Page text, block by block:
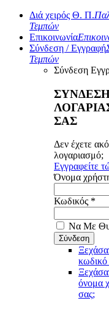
Διά χειρός Θ. Π.
Τεμπών
Επικοινωνία
Σύνδεση / Εγγραφή
Τεμπών
Σύνδεση
ΣΑΣ
Δεν έχετε
λογαριασμό;
Εγγραφείτε
Όνομα
Κωδικός *
Να Με
κωδικό
όνομα
σας;